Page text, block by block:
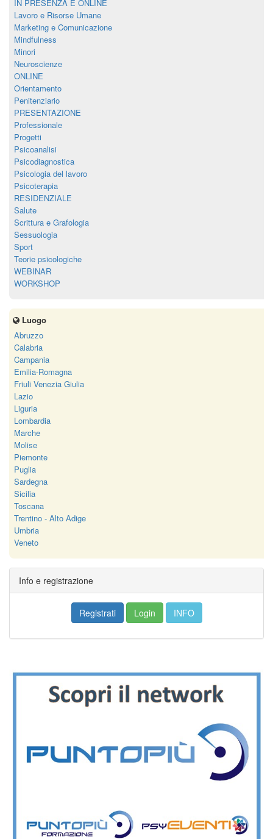
IN PRESENZA E ONLINE
Lavoro e Risorse Umane
Marketing e Comunicazione
Mindfulness
Minori
Neuroscienze
ONLINE
Orientamento
Penitenziario
PRESENTAZIONE
Professionale
Progetti
Psicoanalisi
Psicodiagnostica
Psicologia del lavoro
Psicoterapia
RESIDENZIALE
Salute
Scrittura e Grafologia
Sessuologia
Sport
Teorie psicologiche
WEBINAR
WORKSHOP
Luogo
Abruzzo
Calabria
Campania
Emilia-Romagna
Friuli Venezia Giulia
Lazio
Liguria
Lombardia
Marche
Molise
Piemonte
Puglia
Sardegna
Sicilia
Toscana
Trentino - Alto Adige
Umbria
Veneto
Info e registrazione
Registrati Login INFO